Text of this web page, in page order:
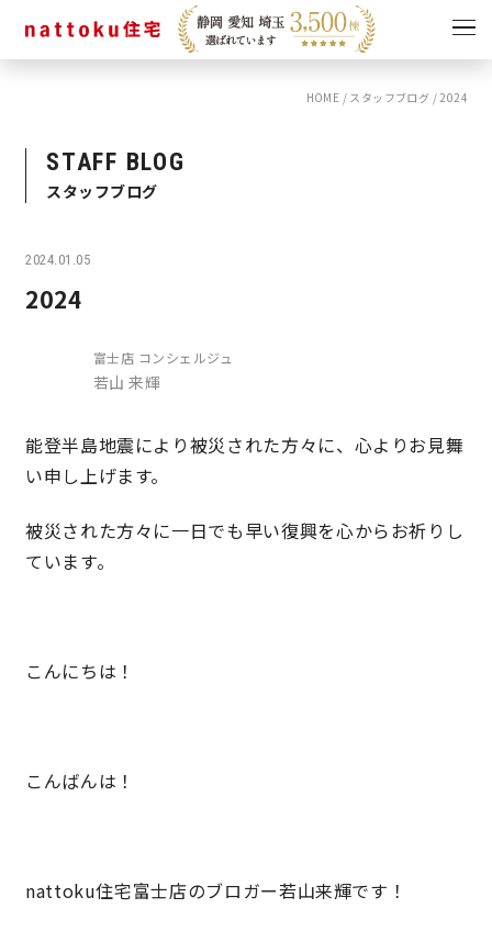
キャンペーン
ショールーム
スタッフブログ
営業時間／10:00～20:00 定休日／年末年始
HOME / スタッフブログ /2024
STAFF BLOG
スタッフブログ
2024.01.05
2024
富士店 コンシェルジュ
若山 来輝
能登半島地震により被災された方々に、心よりお見舞
い申し上げます。
被災された方々に一日でも早い復興を心からお祈りし
ています。
こんにちは！
こんばんは！
nattoku住宅富士店のブロガー若山来輝です！